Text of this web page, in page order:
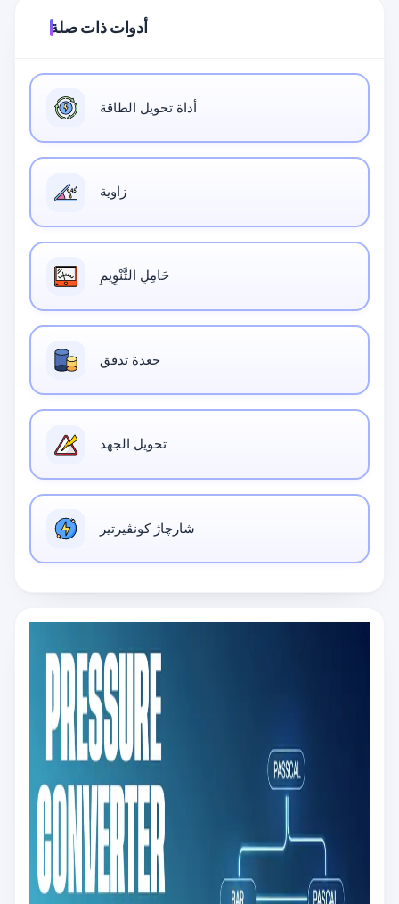
أدوات ذات صلة
أداة تحويل الطاقة
زاوية
حَامِلِ التَّنْوِيمِ
جعدة تدفق
تحويل الجهد
شارچاژ كونڤيرتير